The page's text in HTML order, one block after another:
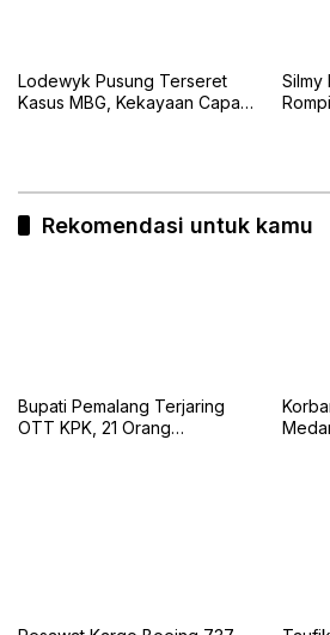
Lodewyk Pusung Terseret
Kasus MBG, Kekayaan Capai
Silmy
Rekomendasi untuk kamu
Bupati Pemalang Terjaring
OTT KPK, 21 Orang